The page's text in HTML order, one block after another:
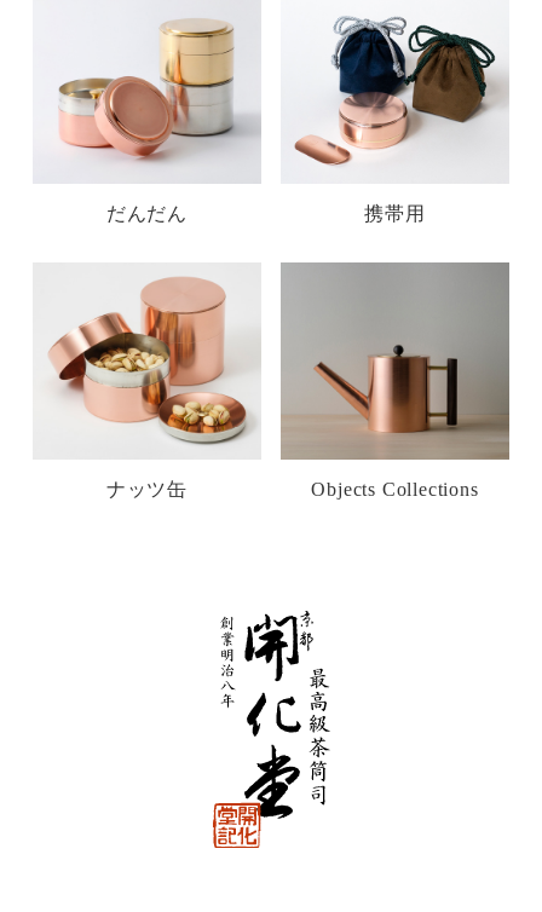
だんだん 携帯用
ナッツ缶 Objects Collections